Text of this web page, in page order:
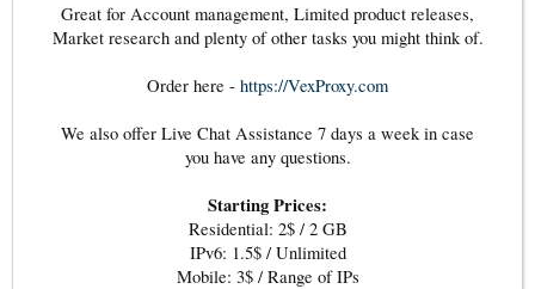
Great for Account management, Limited product releases,
Market research and plenty of other tasks you might think of.
Order here - https://VexProxy.com
We also offer Live Chat Assistance 7 days a week in case
you have any questions.
Starting Prices:
Residential: 2$ / 2 GB
IPv6: 1.5$ / Unlimited
Mobile: 3$ / Range of IPs